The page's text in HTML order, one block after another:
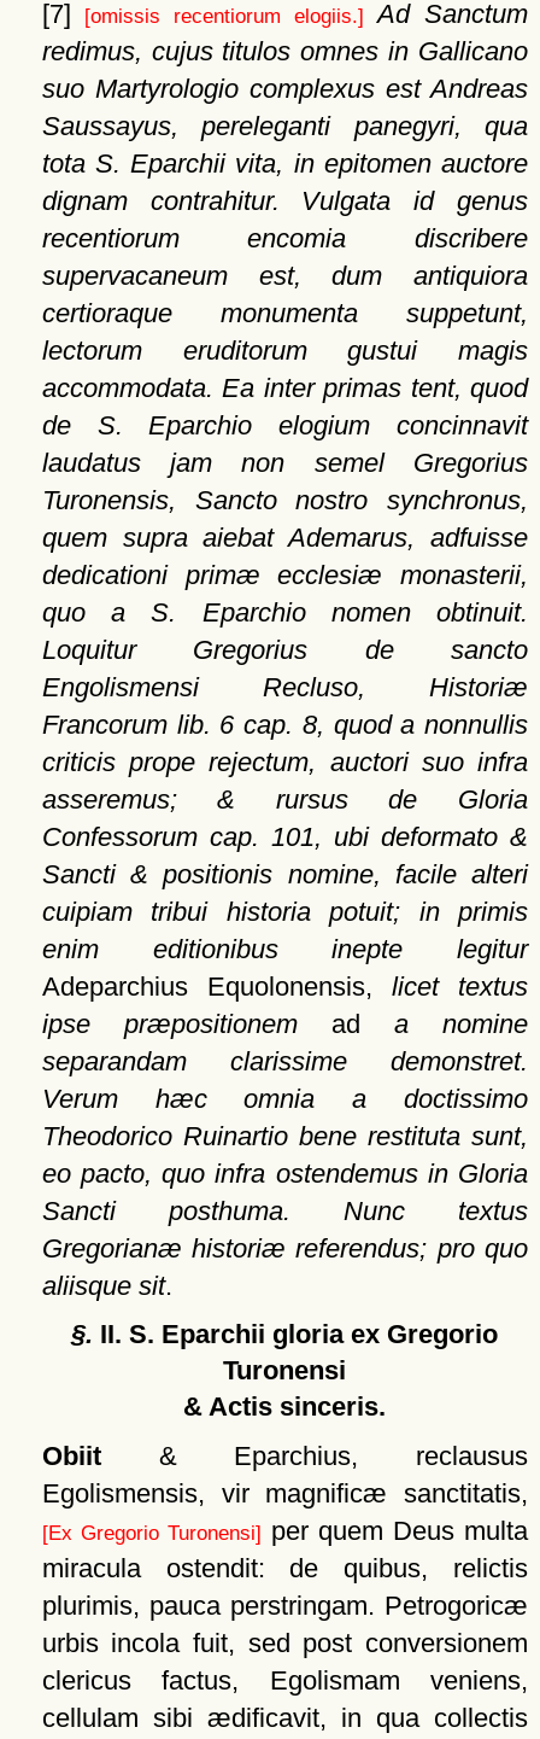
[7]
[omissis recentiorum elogiis.]
Ad Sanctum
redimus, cujus titulos omnes in Gallicano
suo Martyrologio complexus est Andreas
Saussayus, pereleganti panegyri, qua
tota S. Eparchii vita, in epitomen auctore
dignam contrahitur. Vulgata id genus
recentiorum encomia discribere
supervacaneum est, dum antiquiora
certioraque monumenta suppetunt,
lectorum eruditorum gustui magis
accommodata. Ea inter primas tent, quod
de S. Eparchio elogium concinnavit
laudatus jam non semel Gregorius
Turonensis, Sancto nostro synchronus,
quem supra aiebat Ademarus, adfuisse
dedicationi primæ ecclesiæ monasterii,
quo a S. Eparchio nomen obtinuit.
Loquitur Gregorius de sancto
Engolismensi Recluso, Historiæ
Francorum lib. 6 cap. 8, quod a nonnullis
criticis prope rejectum, auctori suo infra
asseremus; & rursus de Gloria
Confessorum cap. 101, ubi deformato &
Sancti & positionis nomine, facile alteri
cuipiam tribui historia potuit; in primis
enim editionibus inepte legitur
Adeparchius Equolonensis, licet textus
ipse præpositionemad a nomine
separandam clarissime demonstret.
Verum hæc omnia a doctissimo
Theodorico Ruinartio bene restituta sunt,
eo pacto, quo infra ostendemus in Gloria
Sancti posthuma. Nunc textus
Gregorianæ historiæ referendus; pro quo
aliisque sit.
§. II. S. Eparchii gloria ex Gregorio
Turonensi
& Actis sinceris.
Obiit& Eparchius, reclausus
Egolismensis, vir magnificæ sanctitatis,
[Ex Gregorio Turonensi] per quem Deus multa
miracula ostendit: de quibus, relictis
plurimis, pauca perstringam. Petrogoricæ
urbis incola fuit, sed post conversionem
clericus factus, Egolismam veniens,
cellulam sibi ædificavit, in qua collectis